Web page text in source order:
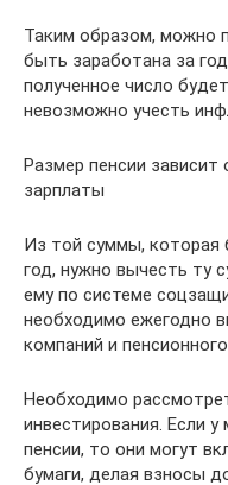
Таким образом, можно
быть заработана за
полученное число
невозможно учесть
Размер пенсии
зарплаты
Из той суммы, которая
год, нужно вычесть ту
ему по системе
необходимо ежегодно
компаний и
Необходимо
инвестирования. Если
пенсии, то они могут
бумаги, делая взносы